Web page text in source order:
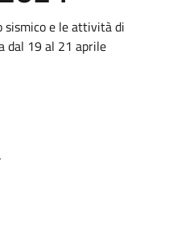
sismico e le attività di
dal 19 al 21 aprile